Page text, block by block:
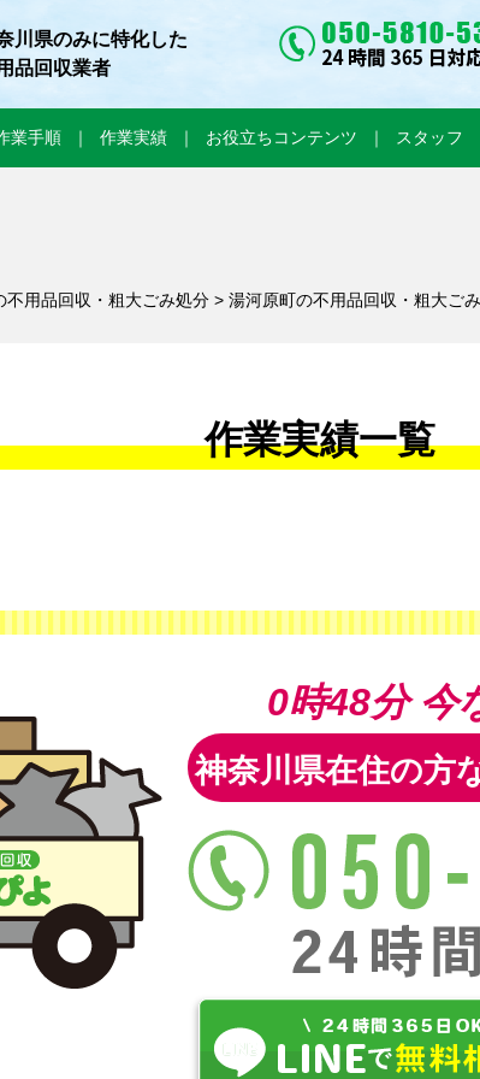
川県のみに特化した
品回収業者
業手順 作業実績 お役立ちコンテンツ スタッフ
不用品回収・粗大ごみ処分 > 湯河原町の不用品回収・粗大ご
作業実績一覧
0時48分 今
神奈川県在住の方